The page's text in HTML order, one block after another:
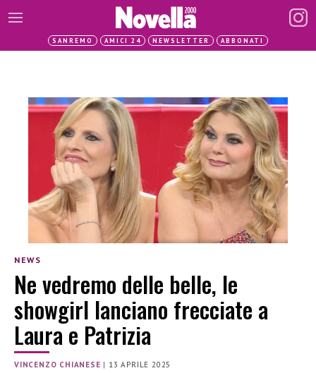
SANREMO AMICI 24 NEWSLETTER ABBONATI
NEWS
Ne vedremo delle belle, le
showgirl lanciano frecciate a
Laura e Patrizia
VINCENZO CHIANESE | 13 APRILE 2025